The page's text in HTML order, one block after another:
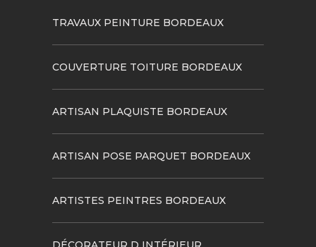
TRAVAUX PEINTURE BORDEAUX
COUVERTURE TOITURE BORDEAUX
ARTISAN PLAQUISTE BORDEAUX
ARTISAN POSE PARQUET BORDEAUX
ARTISTES PEINTRES BORDEAUX